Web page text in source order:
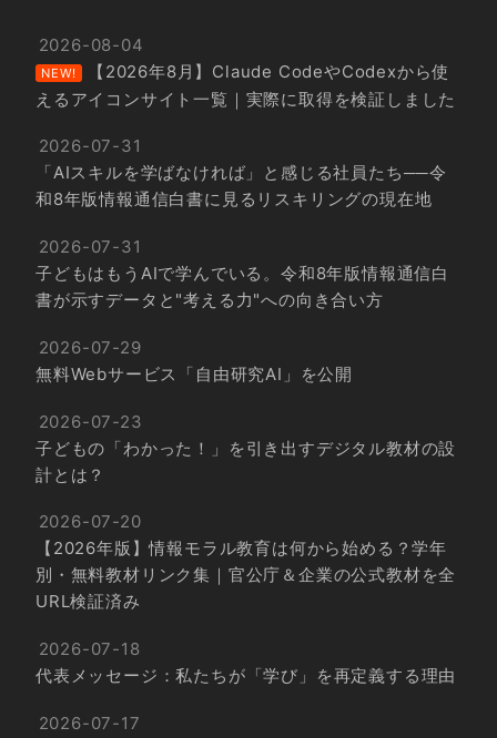
2026-08-04
NEW!
【2026年8月】Claude CodeやCodexから使
えるアイコンサイト一覧｜実際に取得を検証しました
2026-07-31
「AIスキルを学ばなければ」と感じる社員たち──令
和8年版情報通信白書に見るリスキリングの現在地
2026-07-31
子どもはもうAIで学んでいる。令和8年版情報通信白
書が示すデータと"考える力"への向き合い方
2026-07-29
無料Webサービス「自由研究AI」を公開
2026-07-23
子どもの「わかった！」を引き出すデジタル教材の設
計とは？
2026-07-20
【2026年版】情報モラル教育は何から始める？学年
別・無料教材リンク集｜官公庁＆企業の公式教材を全
URL検証済み
2026-07-18
代表メッセージ：私たちが「学び」を再定義する理由
2026-07-17